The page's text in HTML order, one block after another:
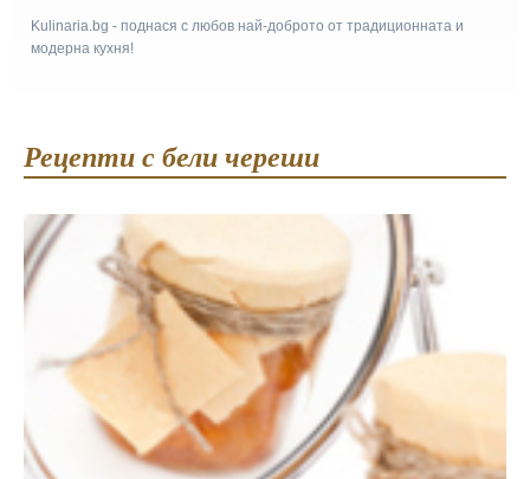
Kulinaria.bg - поднася с любов най-доброто от традиционната и
модерна кухня!
Рецепти с бели череши